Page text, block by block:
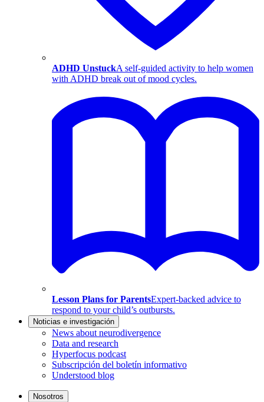
ADHD UnstuckA self-guided activity to help women
with ADHD break out of mood cycles.
Lesson Plans for ParentsExpert-backed advice to
respond to your child’s outbursts.
Noticias e investigación
News about neurodivergence
Data and research
Hyperfocus podcast
Subscripción del boletín informativo
Understood blog
Nosotros